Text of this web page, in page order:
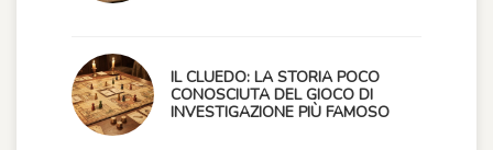
IL CLUEDO: LA STORIA POCO
CONOSCIUTA DEL GIOCO DI
INVESTIGAZIONE PIÙ FAMOSO